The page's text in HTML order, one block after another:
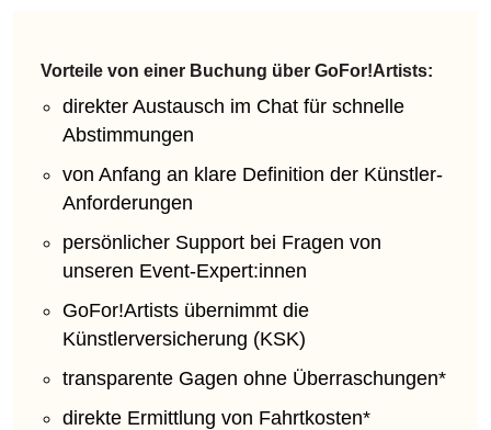
Vorteile von einer Buchung über GoFor!Artists:
direkter Austausch im Chat für schnelle
Abstimmungen
von Anfang an klare Definition der Künstler-
Anforderungen
persönlicher Support bei Fragen von
unseren Event-Expert:innen
GoFor!Artists übernimmt die
Künstlerversicherung (KSK)
transparente Gagen ohne Überraschungen*
direkte Ermittlung von Fahrtkosten*